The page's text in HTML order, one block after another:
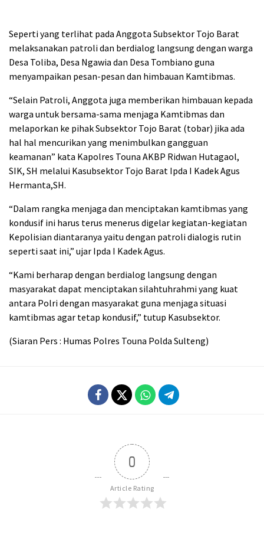
Seperti yang terlihat pada Anggota Subsektor Tojo Barat
melaksanakan patroli dan berdialog langsung dengan warga
Desa Toliba, Desa Ngawia dan Desa Tombiano guna
menyampaikan pesan-pesan dan himbauan Kamtibmas.
“Selain Patroli, Anggota juga memberikan himbauan kepada
warga untuk bersama-sama menjaga Kamtibmas dan
melaporkan ke pihak Subsektor Tojo Barat (tobar) jika ada
hal hal mencurikan yang menimbulkan gangguan
keamanan” kata Kapolres Touna AKBP Ridwan Hutagaol,
SIK, SH melalui Kasubsektor Tojo Barat Ipda I Kadek Agus
Hermanta,SH.
“Dalam rangka menjaga dan menciptakan kamtibmas yang
kondusif ini harus terus menerus digelar kegiatan-kegiatan
Kepolisian diantaranya yaitu dengan patroli dialogis rutin
seperti saat ini,” ujar Ipda I Kadek Agus.
“Kami berharap dengan berdialog langsung dengan
masyarakat dapat menciptakan silahtuhrahmi yang kuat
antara Polri dengan masyarakat guna menjaga situasi
kamtibmas agar tetap kondusif,” tutup Kasubsektor.
(Siaran Pers : Humas Polres Touna Polda Sulteng)
0
Article Rating